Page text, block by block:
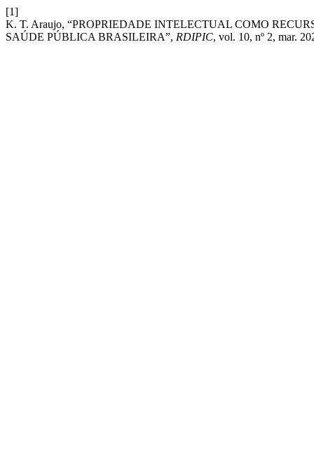
[1]
K. T. Araujo, “PROPRIEDADE INTELECTUAL COMO
SAÚDE PÚBLICA BRASILEIRA”, RDIPIC, vol. 10, nº 2, mar.